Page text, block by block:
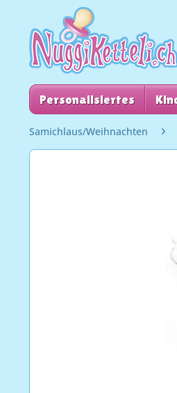
Personalisiertes
Samichlaus/Weihnachten